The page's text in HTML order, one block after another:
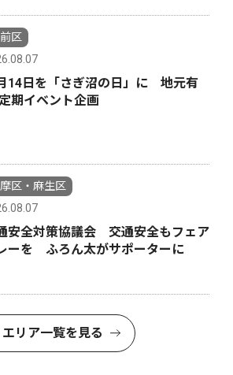
区
14日を「さぎ沼の日」に 地元有
期イベント企画
区・麻生区
安全対策協議会 交通安全もフェア
ーを ふろん太がサポーターに
エリア一覧を見る